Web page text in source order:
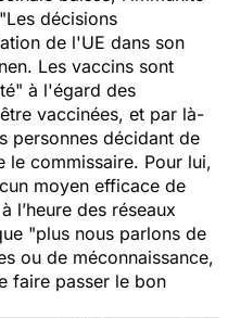
Les décisions
de l'UE dans son
Les vaccins sont
" à l'égard des
vaccinées, et par là-
personnes décidant de
le commissaire. Pour lui,
moyen efficace de
l’heure des réseaux
"plus nous parlons de
ou de méconnaissance,
faire passer le bon